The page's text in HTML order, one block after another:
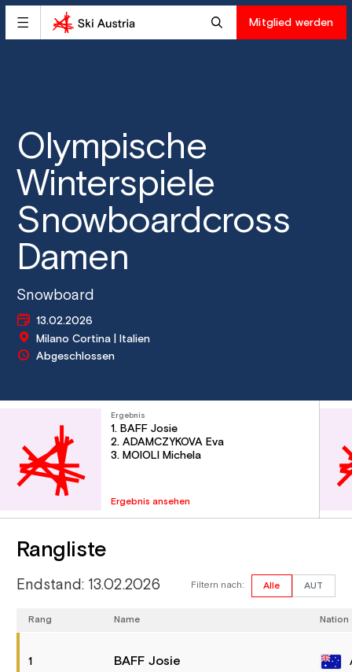
Mitglied werden
Olympische
Winterspiele
Snowboardcross
Damen
Snowboard
13.02.2026
Milano Cortina | Italien
Abgeschlossen
Ergebnis
1. BAFF Josie
2. ADAMCZYKOVA Eva
3. MOIOLI Michela
Ergebnis ansehen
Rangliste
Endstand: 13.02.2026 Filtern nach: Alle AUT
Rang Name Nation
1 BAFF Josie